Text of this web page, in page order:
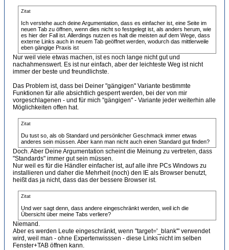
Zitat
Ich verstehe auch deine Argumentation, dass es einfacher ist, eine Seite im
neuen Tab zu öffnen, wenn dies nicht so festgelegt ist, als anders herum, wie
es hier der Fall ist. Allerdings nutzen es halt die meisten auf dem Wege, dass
externe Links auch in neuem Tab geöffnet werden, wodurch das mittlerweile
eben gängige Praxis ist
Nur weil viele etwas machen, ist es noch lange nicht gut und
nachahmenswert. Es ist nur einfach, aber der leichteste Weg ist nicht
immer der beste und freundlichste.
Das Problem ist, dass bei Deiner "gängigen" Variante bestimmte
Funktionen für alle absichtlich gesperrt werden, bei der von mir
vorgeschlagenen - und für mich "gängigen" - Variante jeder weiterhin alle
Möglichkeiten offen hat.
Zitat
Du tust so, als ob Standard und persönlicher Geschmack immer etwas
anderes sein müssen. Aber kann man nicht auch einen Standard gut finden?
Doch. Aber Deine Argumentation scheint die Meinung zu vertreten, dass
"Standards" immer gut sein müssen.
Nur weil es für die Händler einfacher ist, auf alle ihre PCs Windows zu
installieren und daher die Mehrheit (noch) den IE als Browser benutzt,
heißt das ja nicht, dass das der bessere Browser ist.
Zitat
Und wer sagt denn, dass andere eingeschränkt werden, weil ich die
Übersicht über meine Tabs verliere?
Niemand.
Aber es werden Leute eingeschränkt, wenn "target='_blank'" verwendet
wird, weil man - ohne Expertenwisssen - diese Links nicht im selben
Fenster+TAB öffnen kann.